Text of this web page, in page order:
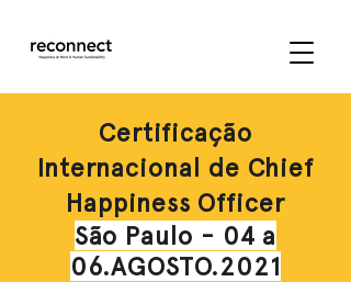
Certificação
Internacional de Chief
Happiness Officer
São Paulo - 04 a
06.AGOSTO.2021